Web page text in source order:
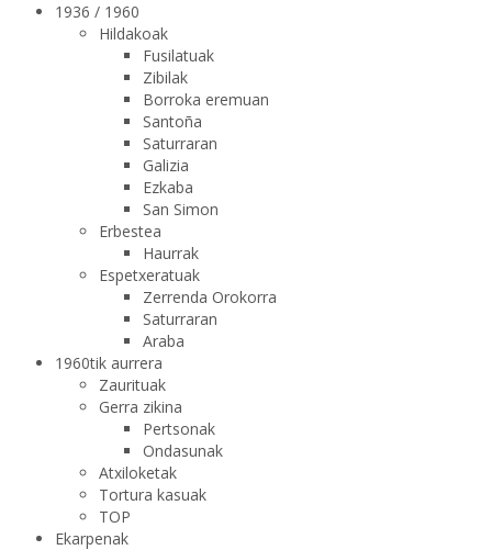
1936 / 1960
Hildakoak
Fusilatuak
Zibilak
Borroka eremuan
Santoña
Saturraran
Galizia
Ezkaba
San Simon
Erbestea
Haurrak
Espetxeratuak
Zerrenda Orokorra
Saturraran
Araba
1960tik aurrera
Zaurituak
Gerra zikina
Pertsonak
Ondasunak
Atxiloketak
Tortura kasuak
TOP
Ekarpenak